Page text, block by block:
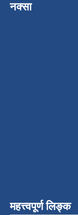
नक्सा
महत्त्वपूर्ण लिङ्क